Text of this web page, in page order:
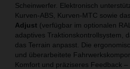
Scheinwerfer. Elektronisch
Kurven-ABS, Kurven-MTC sowie
Adjust (verfügbar im optionalen
adaptives Traktionskontrollsystem,
das Terrain anpasst. Die
und überarbeitete
Komfort und präziseres Feedback